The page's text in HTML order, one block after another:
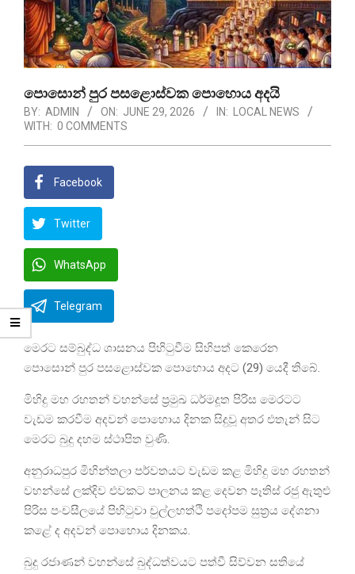
පොසොන් පුර පසළොස්වක පොහොය අදයි
BY: ADMIN ON: JUNE 29, 2026 IN:
LOCAL NEWS
WITH: 0 COMMENTS
Facebook
Twitter
WhatsApp
Telegram
මෙරට සම්බුද්ධ ශාසනය පිහිටුවීම සිහිපත් කෙරෙන
පො‍සොන් පුර පසළොස්වක පොහොය අදට (29) යෙදී තිබේ.
මිහිදු මහ රහතන් වහන්සේ ප්‍රමුඛ ධර්මදූත පිරිස මෙරටට
වැඩම කරවීම අදවන් පොහොය දිනක සිදුවූ අතර එතැන් සිට
මෙරට බුදු දහම ස්ථාපිත වුණි.
අනුරාධපුර මිහින්තලා පර්වතයට වැඩම කළ මිහිදු මහ රහතන්
වහන්සේ ලක්දිව එවකට පාලනය කළ දෙවන පෑතිස් රජු ඇතුළු
පිරිස පංචසීලයේ පිහිටුවා චුල්ලහත්ථි පදෝපම සුත්‍රය දේශනා
කළේ ද අදවන් පොහොය දිනකය.
බුදු රජාණන් වහන්සේ බුද්ධත්වයට පත්වී සිව්වන සතියේ